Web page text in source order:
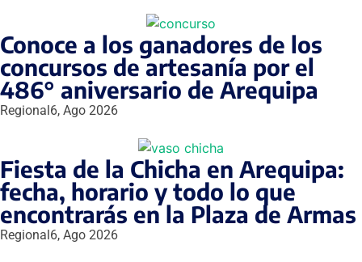
Conoce a los ganadores de los
concursos de artesanía por el
486° aniversario de Arequipa
Regional 6, Ago 2026
Fiesta de la Chicha en Arequipa:
fecha, horario y todo lo que
encontrarás en la Plaza de Armas
Regional6, Ago 2026